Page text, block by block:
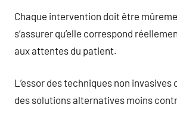
Chaque intervention doit être
s’assurer qu’elle correspond
aux attentes du patient.
L’essor des techniques non
des solutions alternatives moins